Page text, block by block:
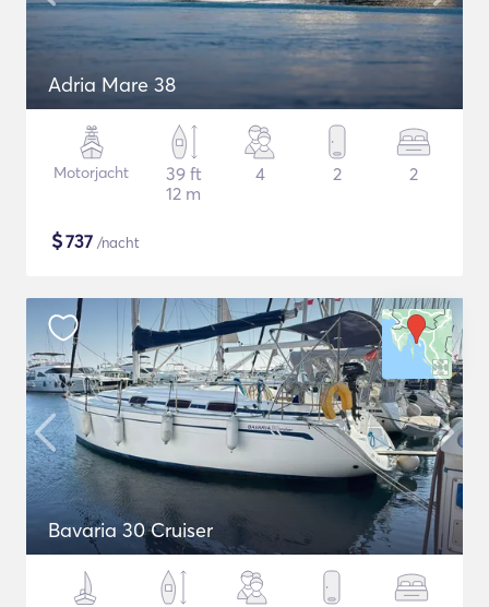
Adria Mare 38
Motorjacht
39 ft
12 m
4 2 2
$737 /nacht
Bavaria 30 Cruiser